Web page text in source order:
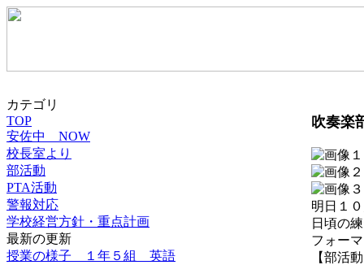
カテゴリ
TOP
安佐中 NOW
校長室より
部活動
PTA活動
警報対応
学校経営方針・重点計画
最新の更新
授業の様子 １年５組 英語
吹奏楽
明日１
日頃の
フォー
【部活